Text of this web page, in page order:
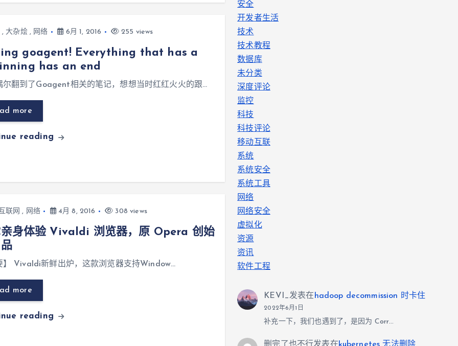
, 大杂烩 , 网络 6月 1, 2016 255 views
goagent! Everything that has a
has an end
尔翻到了Goagent相关的笔记，想想当时红红火火的跟…
more
reading
联网 , 网络 4月 8, 2016 308 views
身体验 Vivaldi 浏览器，原 Opera 创始
】 Vivaldi新鲜出炉，这款浏览器支持Window…
more
reading
安全
开发者生活
技术
技术教程
数据库
未分类
深度评论
监控
科技
科技评论
移动互联
系统
系统安全
系统工具
网络
网络安全
虚拟化
资源
资讯
软件工程
KEVI_发表在 hadoop decommission 时卡住
2022年6月1日
补充一下，我们也遇到了，是因为 Corr…
删完了也不行发表在kubernetes 无法删除